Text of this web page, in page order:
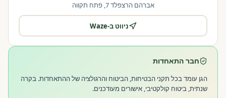
אברהם הרצפלד 7, פתח תקווה
ניווט ב-Waze
חבר התאחדות
הגן עומד בכל תקני הבטיחות, הביטוח והרגולציה של ההתאחדות. בקרה
שנתית, ביטוח קולקטיבי, אישורים מעודכנים.